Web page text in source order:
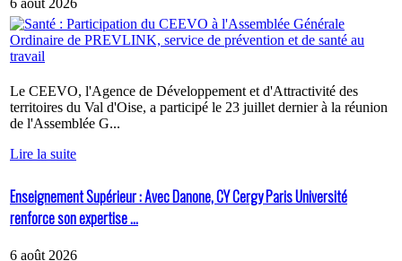
Le CEEVO, l'Agence de Développement et d'Attractivité des
territoires du Val d'Oise, a participé le 23 juillet dernier à la réunion
de l'Assemblée G...
Lire la suite
Enseignement Supérieur : Avec Danone, CY Cergy Paris Université
renforce son expertise ...
6 août 2026